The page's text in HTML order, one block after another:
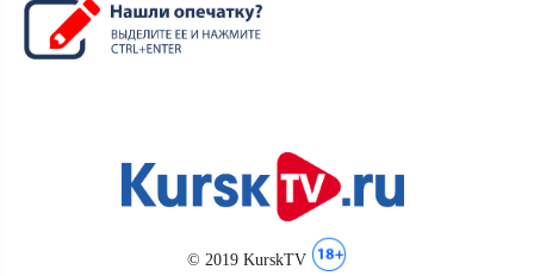
© 2019 KurskTV